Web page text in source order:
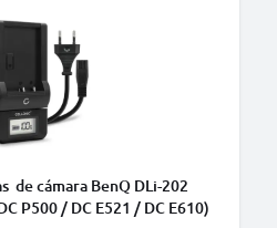
de cámara BenQ DLi-202
P500 / DC E521 / DC E610)